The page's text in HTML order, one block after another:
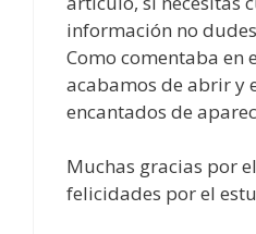
información no
Como comentaba en
acabamos de abrir y
encantados de
Muchas gracias por
felicidades por el